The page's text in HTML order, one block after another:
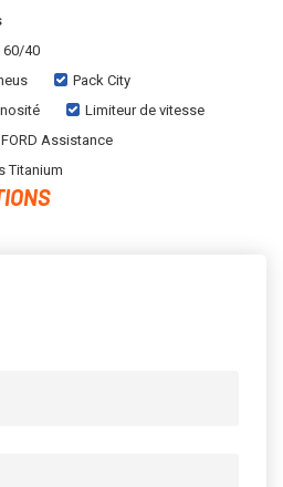
60/40
Pack City
Limiteur de vitesse
Assistance
Titanium